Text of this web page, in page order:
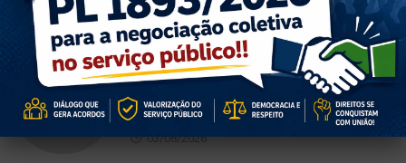
03/08/2026
NOTÍCIAS
DIEESE aponta crescimento da
arrecadação e melhora do...
03/08/2026